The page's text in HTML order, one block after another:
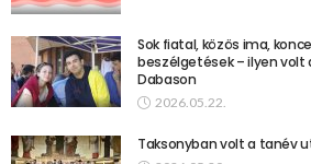
Sok fiatal, közös ima,
beszélgetések – ilyen volt
Dabason
2026.05.22.
Taksonyban volt a tanév